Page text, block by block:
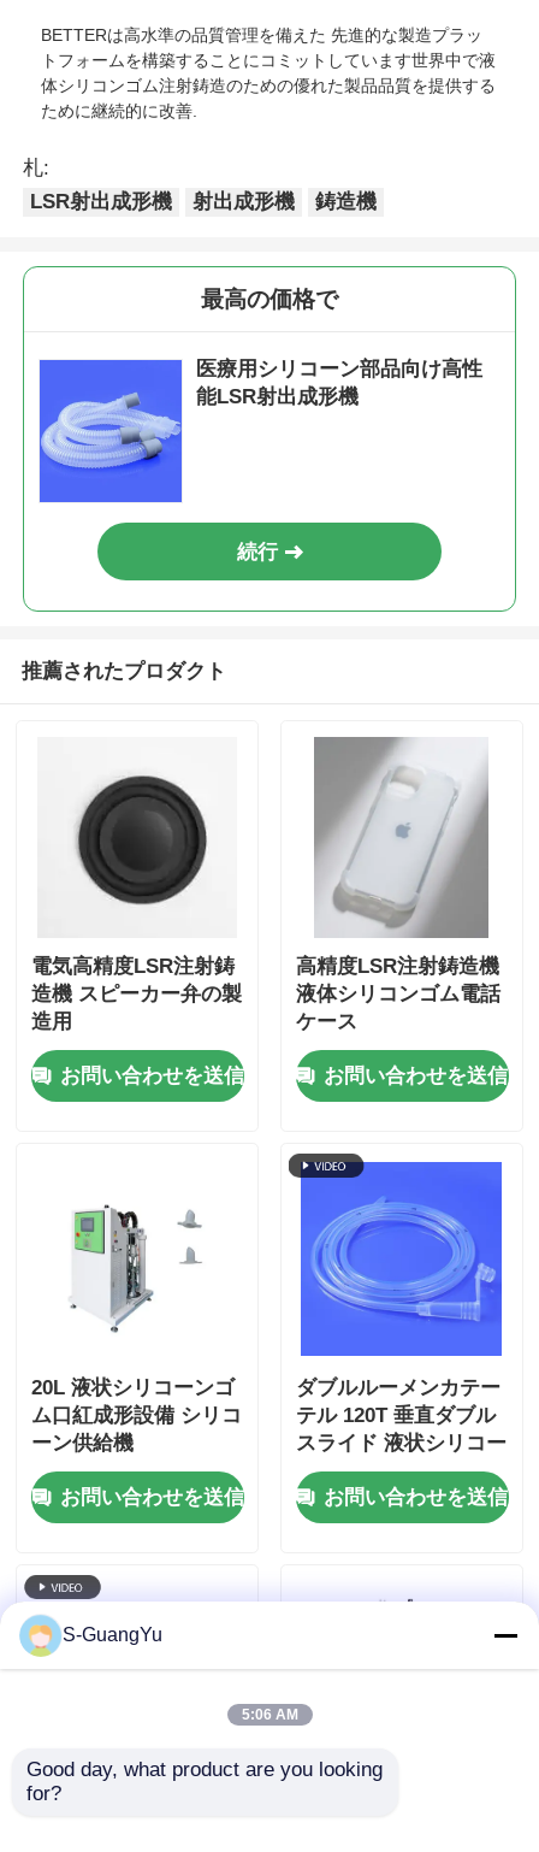
液体シリコンゴム注射型
シリコンゴムの注射型
BETTERは高水準の品質管理を備えた 先進的な製造プラッ
トフォームを構築することにコミットしています世界中で液
体シリコンゴム注射鋳造のための優れた製品品質を提供する
ために継続的に改善.
札:
LSR射出成形機
射出成形機 鋳造機
最高の価格で
医療用シリコーン部品向け高性
能LSR射出成形機
続行
推薦されたプロダクト
電気高精度LSR注射鋳
造機 スピーカー弁の製
造用
お問い合わせを送信
高精度LSR注射鋳造機
液体シリコンゴム電話
ケース
お問い合わせを送信
20L 液状シリコーンゴ
ム口紅成形設備 シリコ
ーン供給機
お問い合わせを送信
ダブルルーメンカテー
テル 120T 垂直ダブル
スライド 液状シリコー
ンゴム成形機
お問い合わせを送信
S-GuangYu
5:06 AM
Good day, what product are you looking
for?